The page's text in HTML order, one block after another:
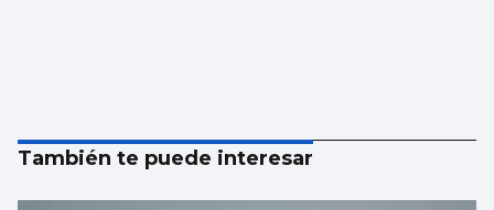
También te puede interesar